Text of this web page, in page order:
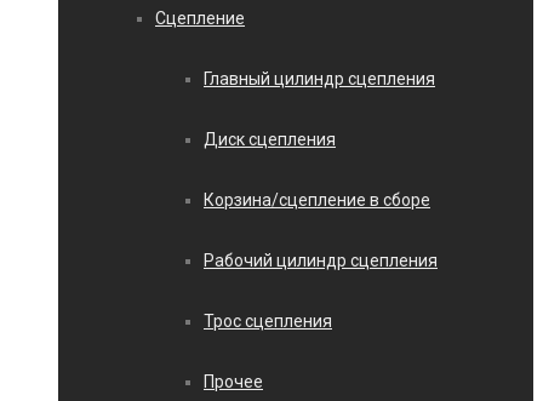
Сцепление
Главный цилиндр сцепления
Диск сцепления
Корзина/сцепление в сборе
Рабочий цилиндр сцепления
Трос сцепления
Прочее